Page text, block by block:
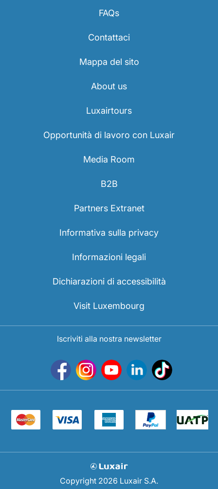
FAQs
Contattaci
Mappa del sito
About us
Luxairtours
Opportunità di lavoro con Luxair
Media Room
B2B
Partners Extranet
Informativa sulla privacy
Informazioni legali
Dichiarazioni di accessibilità
Visit Luxembourg
Iscriviti alla nostra newsletter
Copyright 2026 Luxair S.A.